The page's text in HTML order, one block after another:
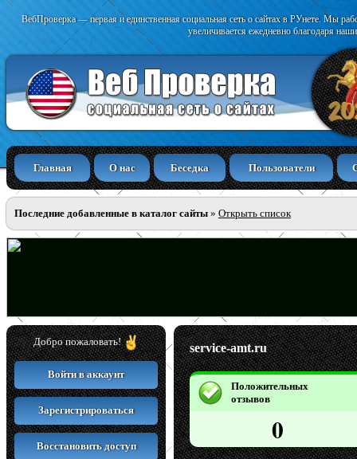
ВебПроверка — первая и единственная социальная сеть о сайтах в РУнете. Мы
увеличивается ежедневно благодаря
Главная О нас Беседка Пользователи
Последние добавленные в каталог сайты » Открыть список
Добро пожаловать!
Войти в аккаунт
Зарегистрироваться
Восстановить доступ
service-amt.ru
Положительных
отзывов
0